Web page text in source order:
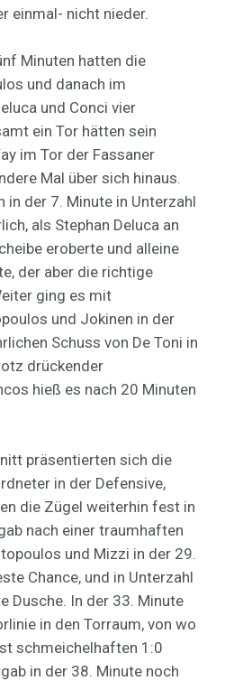
einmal- nicht nieder.
Minuten hatten die
und danach im
und Conci vier
ein Tor hätten sein
im Tor der Fassaner
Mal über sich hinaus.
in der 7. Minute in Unterzahl
als Stephan Deluca an
eroberte und alleine
der aber die richtige
ging es mit
und Jokinen in der
Schuss von De Toni in
drückender
hieß es nach 20 Minuten
präsentierten sich die
in der Defensive,
die Zügel weiterhin fest in
nach einer traumhaften
und Mizzi in der 29.
Chance, und in Unterzahl
Dusche. In der 33. Minute
in den Torraum, von wo
schmeichelhaften 1:0
in der 38. Minute noch